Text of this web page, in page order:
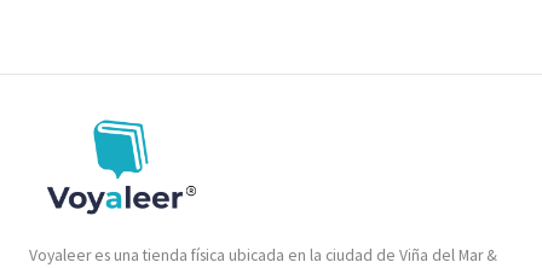
Voyaleer es una tienda física ubicada en la ciudad de Viña del Mar &